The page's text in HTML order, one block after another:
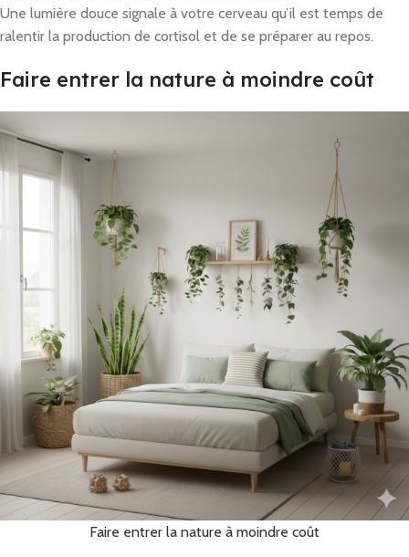
Une lumière douce signale à votre cerveau qu’il est temps de
ralentir la production de cortisol et de se préparer au repos.
Faire entrer la nature à moindre coût
Faire entrer la nature à moindre coût